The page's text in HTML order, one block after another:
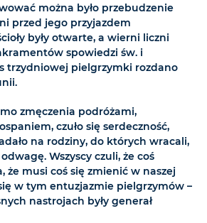
można było przebudzenie
przed jego przyjazdem
były otwarte, a wierni liczni
spowiedzi św. i
trzydniowej pielgrzymki rozdano
zmęczenia podróżami,
czuło się serdeczność,
na rodziny, do których wracali,
Wszyscy czuli, że coś
że musi coś się zmienić w naszej
w tym entuzjazmie pielgrzymów –
nastrojach były generał